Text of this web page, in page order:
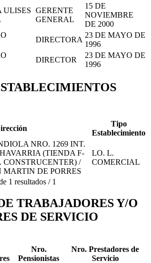
ULISES GERENTE
GENERAL
15 DE
NOVIEMBRE
DE 2000
DIRECTORA
23 DE MAYO DE
1996
DIRECTOR
23 DE MAYO DE
1996
Tipo
Establecimiento
NRO. 1269 INT.
(TIENDA F-
CONSTRUCENTER) /
DE PORRES
LO. L.
COMERCIAL
1 resultados / 1
TRABAJADORES Y/O
DE SERVICIO
Nro.
Pensionistas
Nro. Prestadores de
Servicio